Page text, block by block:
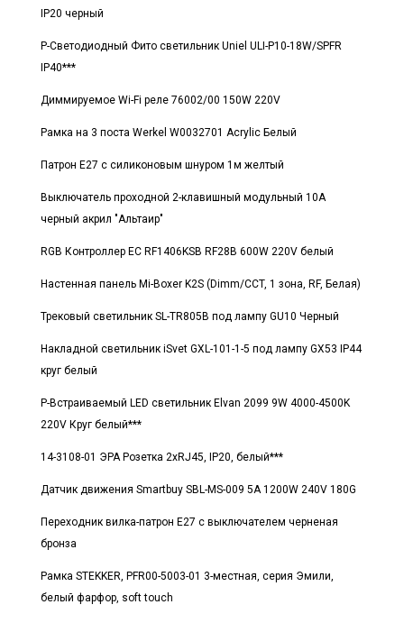
IP20 черный
Р-Светодиодный Фито светильник Uniel ULI-P10-18W/SPFR
IP40***
Диммируемое Wi-Fi реле 76002/00 150W 220V
Рамка на 3 поста Werkel W0032701 Acrylic Белый
Патрон E27 с силиконовым шнуром 1м желтый
Выключатель проходной 2-клавишный модульный 10А
черный акрил "Альтаир"
RGB Контроллер EC RF1406KSB RF28B 600W 220V белый
Настенная панель Mi-Boxer K2S (Dimm/CCT, 1 зона, RF, Белая)
Трековый светильник SL-TR805B под лампу GU10 Черный
Накладной светильник iSvet GXL-101-1-5 под лампу GX53 IP44
круг белый
Р-Встраиваемый LED светильник Elvan 2099 9W 4000-4500K
220V Круг белый***
14-3108-01 ЭРА Розетка 2хRJ45, IP20, белый***
Датчик движения Smartbuy SBL-MS-009 5A 1200W 240V 180G
Переходник вилка-патрон E27 с выключателем черненая
бронза
Рамка STEKKER, PFR00-5003-01 3-местная, серия Эмили,
белый фарфор, soft touch